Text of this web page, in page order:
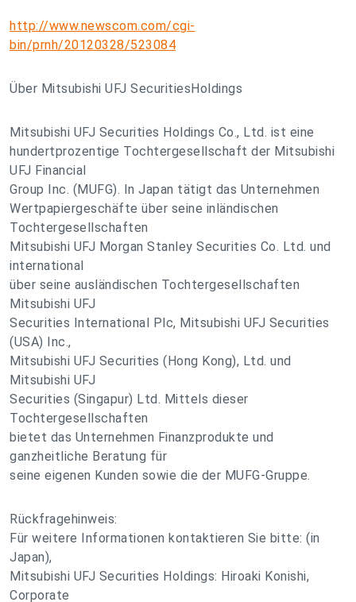
http://www.newscom.com/cgi-
bin/prnh/20120328/523084
Über Mitsubishi UFJ SecuritiesHoldings
Mitsubishi UFJ Securities Holdings Co., Ltd. ist eine
hundertprozentige Tochtergesellschaft der Mitsubishi
UFJ Financial
Group Inc. (MUFG). In Japan tätigt das Unternehmen
Wertpapiergeschäfte über seine inländischen
Tochtergesellschaften
Mitsubishi UFJ Morgan Stanley Securities Co. Ltd. und
international
über seine ausländischen Tochtergesellschaften
Mitsubishi UFJ
Securities International Plc, Mitsubishi UFJ Securities
(USA) Inc.,
Mitsubishi UFJ Securities (Hong Kong), Ltd. und
Mitsubishi UFJ
Securities (Singapur) Ltd. Mittels dieser
Tochtergesellschaften
bietet das Unternehmen Finanzprodukte und
ganzheitliche Beratung für
seine eigenen Kunden sowie die der MUFG-Gruppe.
Rückfragehinweis:
Für weitere Informationen kontaktieren Sie bitte: (in
Japan),
Mitsubishi UFJ Securities Holdings: Hiroaki Konishi,
Corporate